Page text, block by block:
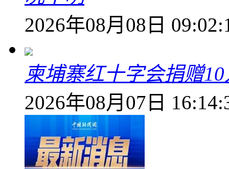
2026年08月08日
柬埔寨红十字会捐赠
2026年08月07日